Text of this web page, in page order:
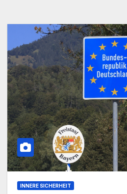
INNERE SICHERHEIT